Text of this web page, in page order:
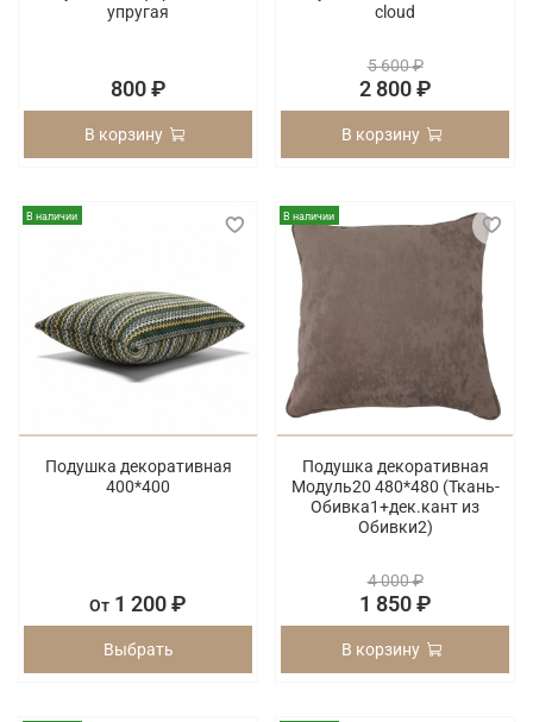
упругая
800 ₽
В корзину
cloud
5 600 ₽
2 800 ₽
В корзину
В наличии
Подушка декоративная
400*400
От 1 200 ₽
Выбрать
В наличии
Подушка декоративная
Модуль20 480*480 (Ткань-
Обивка1+дек.кант из
Обивки2)
4 000 ₽
1 850 ₽
В корзину